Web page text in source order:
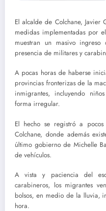
El alcalde de Colchane, Javier
medidas implementadas por
muestran un masivo
presencia de militares y
A pocas horas de haberse
provincias fronterizas de la
inmigrantes, incluyendo
forma irregular.
El hecho se registró a
Colchane, donde además
último gobierno de Michelle
de vehículos.
A vista y paciencia del
carabineros, los migrantes
bolsos, en medio de la lluvia,
hora.